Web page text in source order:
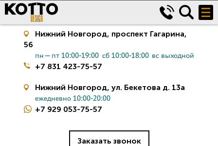
Керамическая плитка
Нижний Новгород, проспект Гагарина,
56
пн—пт 10:00-19:00 сб 10:00-18:00 вс выходной
+7 831 423-75-57
Нижний Новгород, ул. Бекетова д. 13а
ежедневно 10:00-20:00
+7 929 053-75-57
Заказать звонок